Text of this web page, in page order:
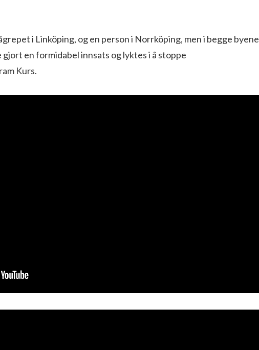
i Linköping, og en person i Norrköping, men i begge byene
en formidabel innsats og lyktes i å stoppe
Kurs.